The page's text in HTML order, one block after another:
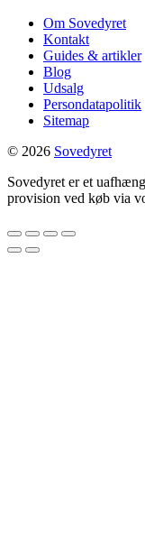
Om Sovedyret
Kontakt
Guides & artikler
Blog
Udsalg
Persondatapolitik
Sitemap
© 2026 Sovedyret
Sovedyret er et
provision ved køb via